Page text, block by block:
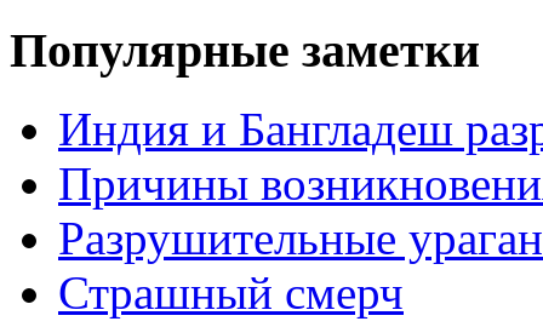
Популярные заметки
Индия и Бангладеш
Причины
Разрушительные
Страшный смерч